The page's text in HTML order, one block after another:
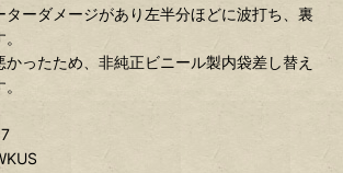
ターダメージがあり左半分ほどに波打ち、裏
ったため、非純正ビニール製内袋差し替え